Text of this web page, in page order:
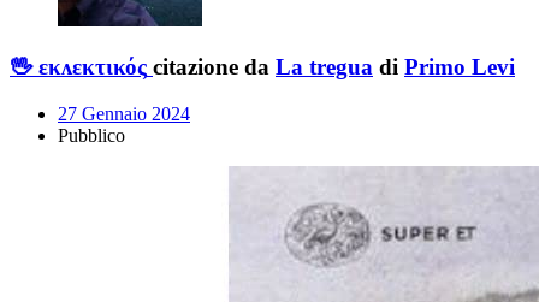
🖖 εκᴧεκτικός citazione da La tregua di Primo Levi
27 Gennaio 2024
Pubblico